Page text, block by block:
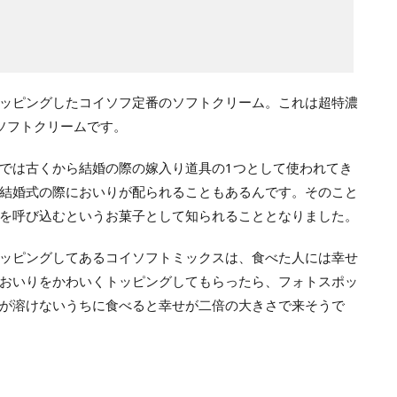
ピングしたコイソフ定番のソフトクリーム。これは超特濃
トクリームです。
は古くから結婚の際の嫁入り道具の1つとして使われてき
婚式の際においりが配られることもあるんです。そのこと
呼び込むというお菓子として知られることとなりました。
ピングしてあるコイソフトミックスは、食べた人には幸せ
いりをかわいくトッピングしてもらったら、フォトスポッ
溶けないうちに食べると幸せが二倍の大きさで来そうで